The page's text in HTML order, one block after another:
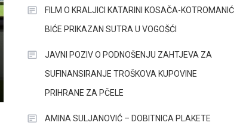
FILM O KRALJICI KATARINI KOSAČA-KOTROMANIĆ
BIĆE PRIKAZAN SUTRA U VOGOŠĆI
JAVNI POZIV O PODNOŠENJU ZAHTJEVA ZA
SUFINANSIRANJE TROŠKOVA KUPOVINE
PRIHRANE ZA PČELE
AMINA SULJANOVIĆ – DOBITNICA PLAKETE